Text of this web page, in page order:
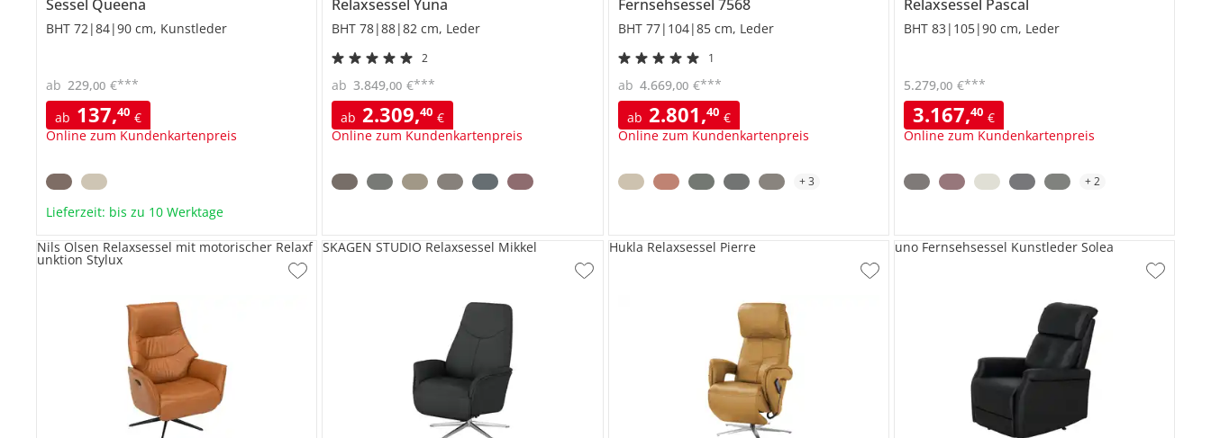
Sessel Queena
BHT 72|84|90 cm, Kunstleder
ab 137,40 €
Online zum Kundenkartenpreis
ab 229,00 €***
Lieferzeit: bis zu 10 Werktage
RelaxsesselYuna
BHT 78|88|82 cm, Leder
2
ab 2.309,40 €
Online zum Kundenkartenpreis
ab 3.849,00 €***
Fernsehsessel 7568
BHT 77|104|85 cm, Leder
1
ab 2.801,40 €
Online zum Kundenkartenpreis
ab 4.669,00 €***
+3
Relaxsessel Pascal
BHT 83|105|90 cm, Leder
3.167,40 €
Online zum Kundenkartenpreis
5.279,00 €***
+2
Nils Olsen Relaxsessel mit motorischer Relaxf
unktion Stylux
SKAGEN STUDIO Relaxsessel Mikkel Hukla Relaxsessel Pierre uno Fernsehsessel Kunstleder Solea